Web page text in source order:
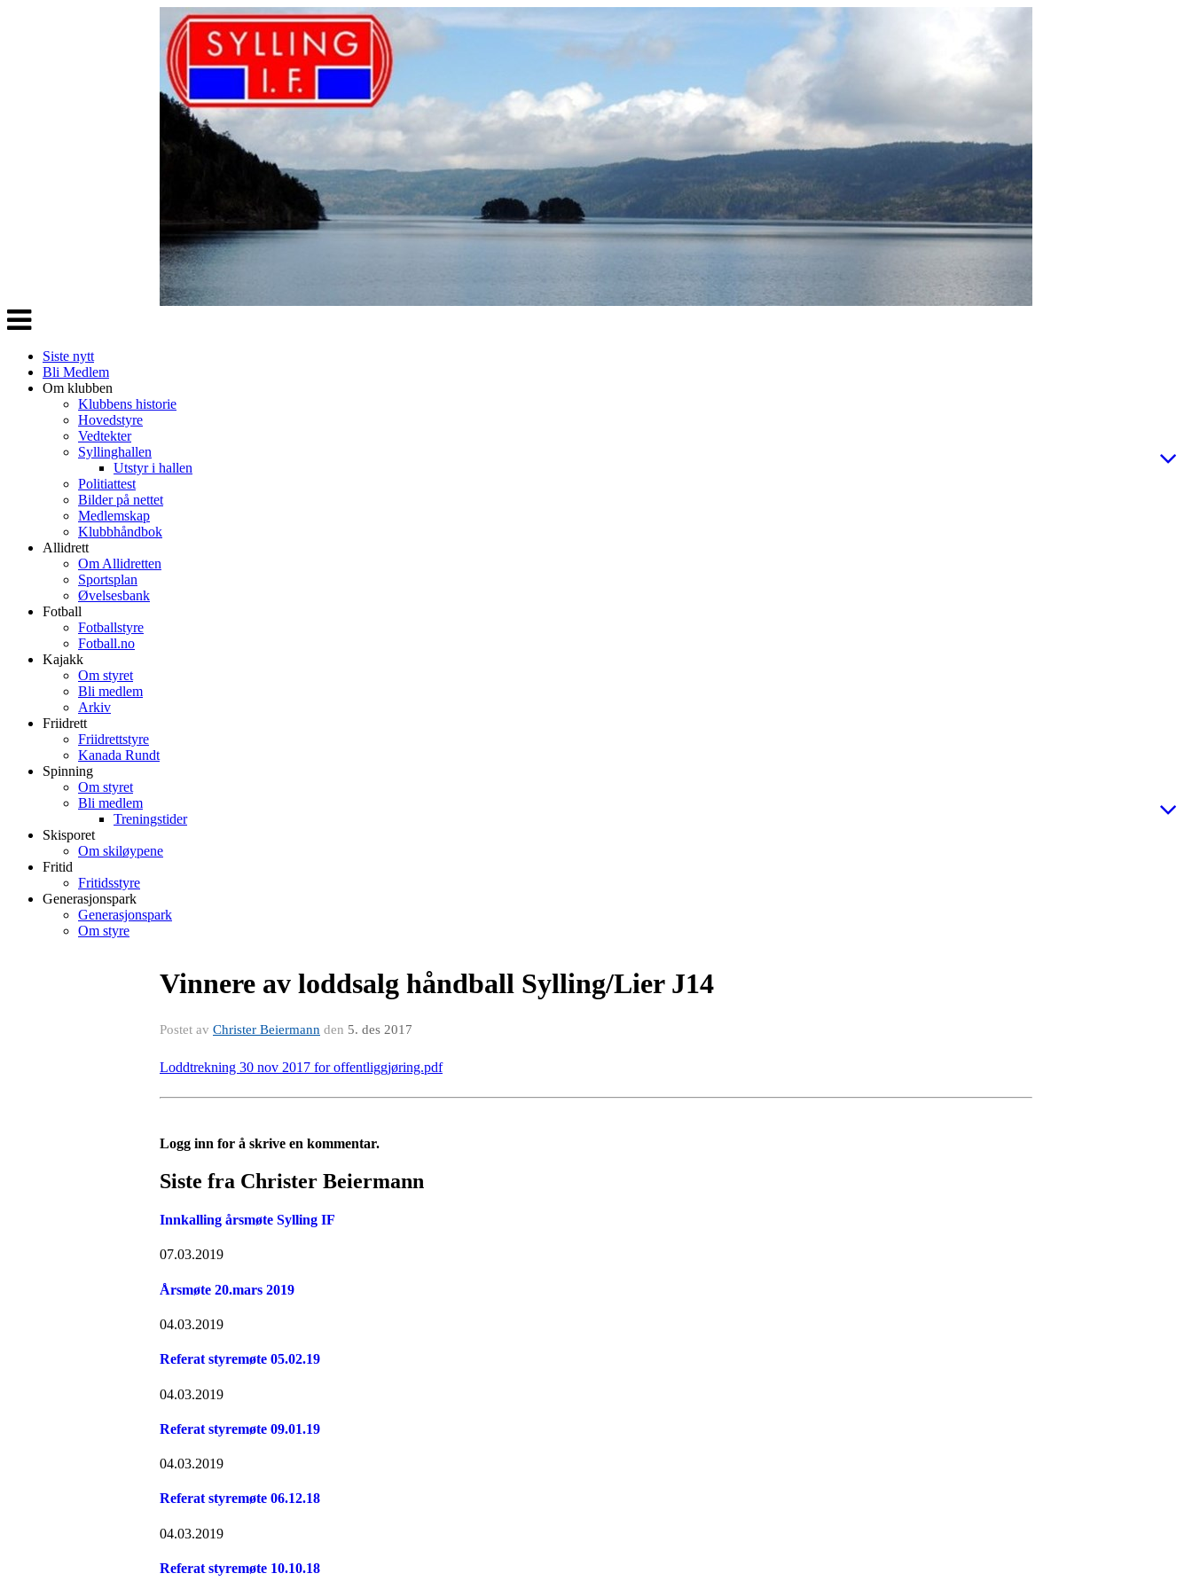
Veksle
navigasjon
Siste nytt
Bli Medlem
Om klubben
Klubbens historie
Hovedstyre
Vedtekter
Syllinghallen
Utstyr i hallen
Politiattest
Bilder på nettet
Medlemskap
Klubbhåndbok
Allidrett
Om Allidretten
Sportsplan
Øvelsesbank
Fotball
Fotballstyre
Fotball.no
Kajakk
Om styret
Bli medlem
Arkiv
Friidrett
Friidrettstyre
Kanada Rundt
Spinning
Om styret
Bli medlem
Treningstider
Skisporet
Om skiløypene
Fritid
Fritidsstyre
Generasjonspark
Generasjonspark
Om styre
Vinnere av loddsalg håndball Sylling/Lier J14
Postet av Christer Beiermann den 5. des 2017
Loddtrekning 30 nov 2017 for offentliggjøring.pdf
Logg inn for å skrive en kommentar.
Siste fra Christer Beiermann
Innkalling årsmøte Sylling IF
07.03.2019
Årsmøte 20.mars 2019
04.03.2019
Referat styremøte 05.02.19
04.03.2019
Referat styremøte 09.01.19
04.03.2019
Referat styremøte 06.12.18
04.03.2019
Referat styremøte 10.10.18